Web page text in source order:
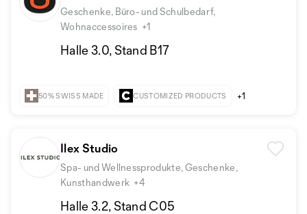
Geschenke, Büro- und Schulbedarf,
Wohnaccessoires +1
Halle 3.0, Stand B17
50% SWISS MADE CUSTOMIZED PRODUCTS +1
Ilex Studio
Spa- und Wellnessprodukte, Geschenke,
Kunsthandwerk +4
Halle 3.2, Stand C05